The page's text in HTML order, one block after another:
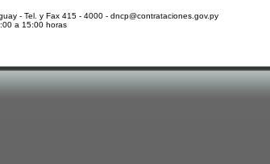
- Tel. y Fax 415 - 4000 - dncp@contrataciones.gov.py
a 15:00 horas